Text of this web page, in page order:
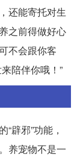
还能寄托对生
之前得做好心
不会跟你客
陪伴你哦！”
辟邪”功能，
养宠物不是一